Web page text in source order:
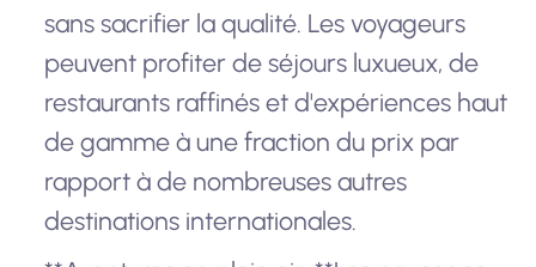
sans sacrifier la qualité. Les voyageurs
peuvent profiter de séjours luxueux, de
restaurants raffinés et d'expériences haut
de gamme à une fraction du prix par
rapport à de nombreuses autres
destinations internationales.